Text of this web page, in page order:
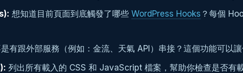
想知道目前頁面到底觸發了哪些 WordPress Hooks ？每個
有跟外部服務（例如：金流、天氣 API）串接？這個功能可以
列出所有載入的 CSS 和 JavaScript 檔案，幫助你檢查是否有